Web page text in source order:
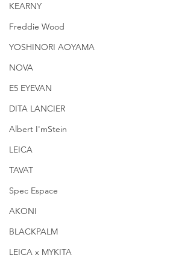
KEARNY
Freddie Wood
YOSHINORI AOYAMA
NOVA
E5 EYEVAN
DITA LANCIER
Albert I'mStein
LEICA
TAVAT
Spec Espace
AKONI
BLACKPALM
LEICA x MYKITA